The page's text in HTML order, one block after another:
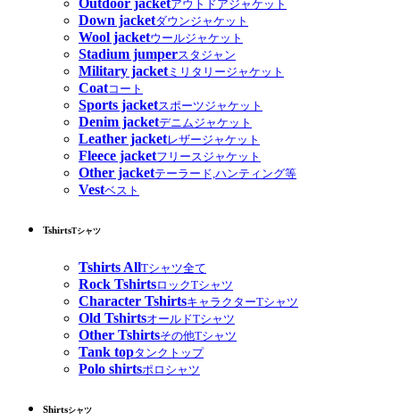
Outdoor jacketアウトドアジャケット
Down jacketダウンジャケット
Wool jacketウールジャケット
Stadium jumperスタジャン
Military jacketミリタリージャケット
Coatコート
Sports jacketスポーツジャケット
Denim jacketデニムジャケット
Leather jacketレザージャケット
Fleece jacketフリースジャケット
Other jacketテーラード,ハンティング等
Vestベスト
TshirtsTシャツ
Tshirts AllTシャツ全て
Rock TshirtsロックTシャツ
Character TshirtsキャラクターTシャツ
Old TshirtsオールドTシャツ
Other Tshirtsその他Tシャツ
Tank topタンクトップ
Polo shirtsポロシャツ
Shirtsシャツ